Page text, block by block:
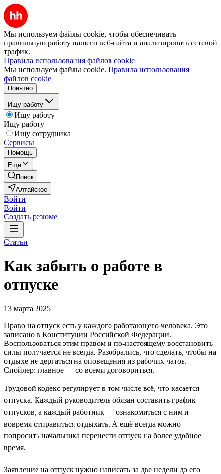
Мы используем файлы cookie, чтобы обеспечивать
правильную работу нашего веб-сайта и анализировать сетевой
трафик.
Правила использования файлов cookie
Мы используем файлы cookie. Правила использования
файлов cookie
Понятно
Ищу работу
Ищу работу
Ищу работу
Ищу сотрудника
Сервисы
Помощь
Ещё
Поиск
Алтайское
Войти
Войти
Создать резюме
Статьи
Как забыть о работе в
отпуске
13 марта 2025
Право на отпуск есть у каждого работающего человека. Это
записано в Конституции Российской Федерации.
Воспользоваться этим правом и по-настоящему восстановить
силы получается не всегда. Разобрались, что сделать, чтобы на
отдыхе не дергаться на оповещения из рабочих чатов.
Спойлер: главное — со всеми договориться.
Трудовой кодекс регулирует в том числе всё, что касается
отпуска. Каждый руководитель обязан составить график
отпусков, а каждый работник — ознакомиться с ним и
вовремя отправиться отдыхать. А ещё всегда можно
попросить начальника перенести отпуск на более удобное
время.
Заявление на отпуск нужно написать за две недели до его